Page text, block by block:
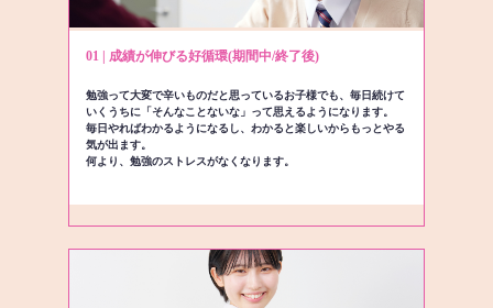
01 | 成績が伸びる好循環(期間中/終了後)
勉強って大変で辛いものだと思っているお子様でも、毎日続けて
いくうちに「そんなことないな」って思えるようになります。
毎日やればわかるようになるし、わかると楽しいからもっとやる
気が出ます。
何より、勉強のストレスがなくなります。